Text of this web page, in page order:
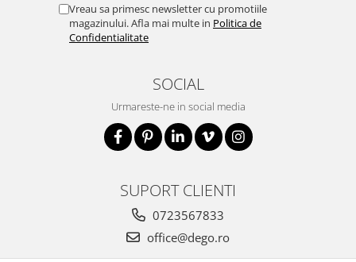
Vreau sa primesc newsletter cu promotiile
magazinului. Afla mai multe in Politica de
Confidentialitate
SOCIAL
Urmareste-ne in social media
SUPORT CLIENTI
0723567833
office@dego.ro